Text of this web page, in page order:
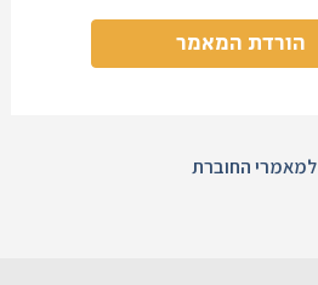
הורדת המאמר
החוברת